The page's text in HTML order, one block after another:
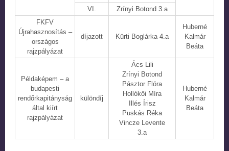
VI.
Zrínyi Botond 3.a
FKFV
Újrahasznosítás –
országos
rajzpályázat
díjazott Kürti Boglárka 4.a
Huberné
Kalmár
Beáta
Példaképem – a
budapesti
rendőrkapitányság
által kiírt
rajzpályázat
különdíj
Ács Lili
Zrínyi Botond
Pásztor Flóra
Hollókői Míra
Illés Írisz
Puskás Réka
Vincze Levente
3.a
Huberné
Kalmár
Beáta